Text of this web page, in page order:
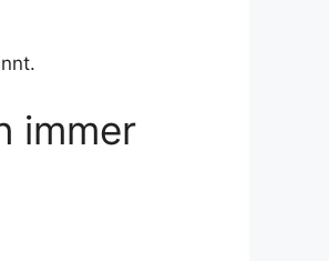
immer